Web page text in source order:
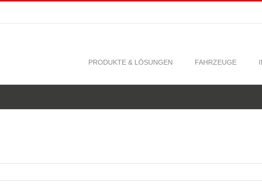
PRODUKTE & LÖSUNGEN FAHRZEUGE